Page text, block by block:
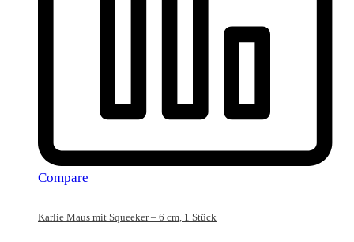
Compare
Karlie Maus mit Squeeker – 6 cm, 1 Stück